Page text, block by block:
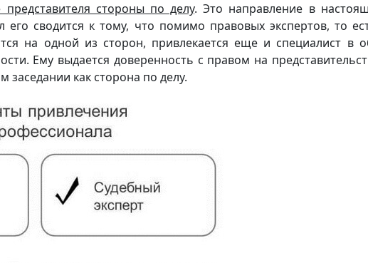
представителя стороны по делу. Это направление в
его сводится к тому, что помимо правовых экспертов, то
на одной из сторон, привлекается еще и специалист в
Ему выдается доверенность с правом на
заседании как сторона по делу.